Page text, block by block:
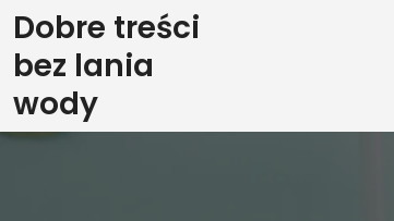
Skip
to
content
Dobre treści
bez lania
wody